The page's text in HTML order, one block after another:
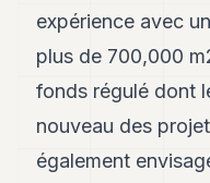
Andy
Andy
14
13
Andy
expérience avec
plus de 700,000
fonds régulé dont
nouveau des
également